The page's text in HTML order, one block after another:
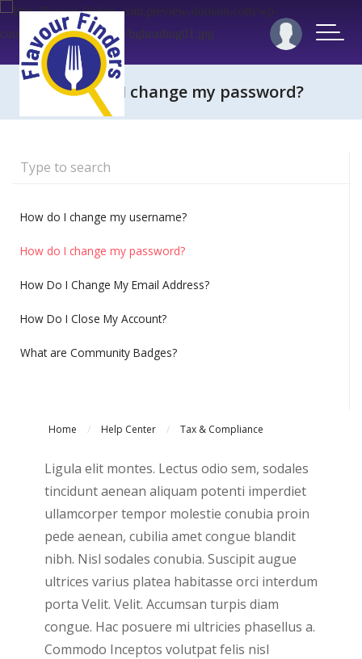
How do I change my password?
How do I change my username?
How do I change my password?
How Do I Change My Email Address?
How Do I Close My Account?
What are Community Badges?
Home / Help Center / Tax & Compliance
Ligula elit montes. Lectus odio sem, sodales
tincidunt aenean aliquam potenti imperdiet
ullamcorper tempor molestie conubia proin
pede aenean, cubilia amet congue blandit
nibh. Nisl sodales conubia. Suscipit augue
ultrices varius platea habitasse orci interdum
porta Velit. Velit. Accumsan turpis diam
congue. Hac posuere mi ultricies phasellus a.
Commodo Inceptos volutpat felis nisl